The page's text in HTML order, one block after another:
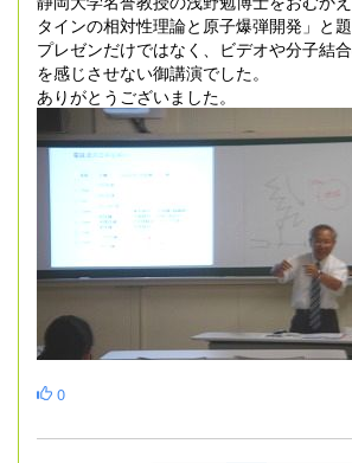
タインの相対性理論と原子爆弾開発」と題
プレゼンだけではなく、ビデオや分子結
を感じさせない御講演でした。
ありがとうございました。
0